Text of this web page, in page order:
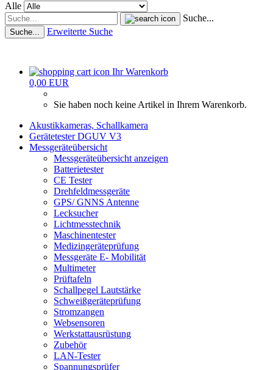
Alle
Suche...
Suche... Erweiterte Suche
Ihr Warenkorb
0,00 EUR
Sie haben noch keine Artikel in Ihrem Warenkorb.
Akustikkameras, Schallkamera
Gerätetester DGUV V3
Messgeräteübersicht
Messgeräteübersicht anzeigen
Batterietester
CE Tester
Drehfeldmessgeräte
GPS/ GNNS Antenne
Lecksucher
Lichtmesstechnik
Maschinentester
Medizingeräteprüfung
Messgeräte E- Mobilität
Multimeter
Prüftafeln
Schallpegel Lautstärke
Schweißgeräteprüfung
Stromzangen
Websensoren
Werkstattausrüstung
Zubehör
LAN-Tester
Spannungsprüfer